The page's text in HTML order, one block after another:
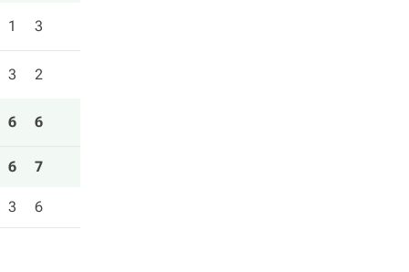
1 3
3 2
6 6
6 7
3 6